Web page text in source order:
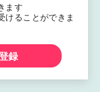
ます
けることができま
録